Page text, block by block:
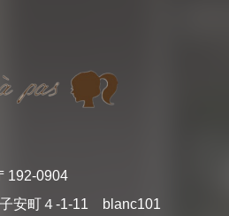
192-0904
安町４-1-11 blanc101